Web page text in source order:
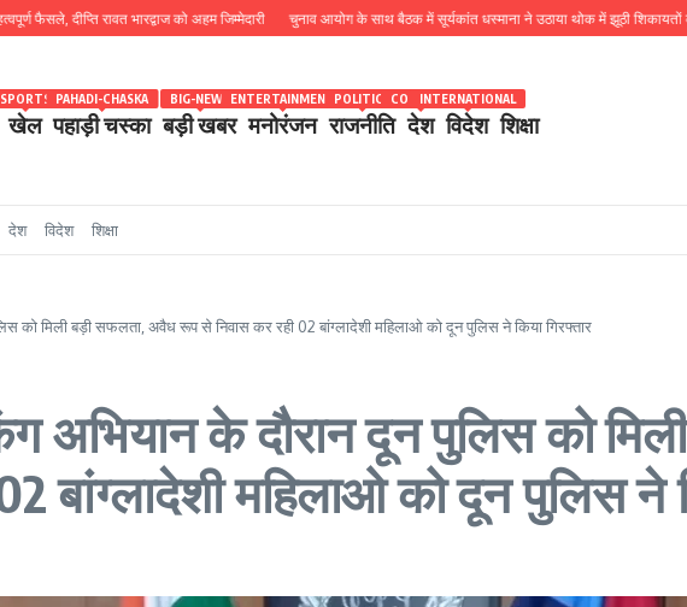
रावत भारद्वाज को अहम जिम्मेदारी चुनाव आयोग के साथ बैठक में सूर्यकांत धस्माना ने उठाया थोक में झूठी शिकायतों का मुद्दा,
खेल
SPORTS
पहाड़ी चस्का
PAHADI-CHASKA
बड़ी खबर
BIG-NEWS
मनोरंजन
ENTERTAINMENT
राजनीति
POLITICS
देश
COUNTRY
विदेश
INTERNATIONAL
शिक्षा
देश विदेश शिक्षा
को मिली बड़ी सफलता, अवैध रूप से निवास कर रही 02 बांग्लादेशी महिलाओ को दून पुलिस ने किया गिरफ्तार
अभियान के दौरान दून पुलिस को
बांग्लादेशी महिलाओ को दून पुलिस ने